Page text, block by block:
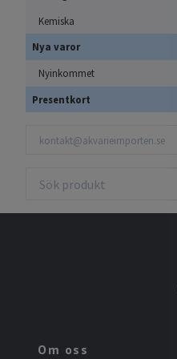
Kemiska
Nya varor
Nyinkommet
Presentkort
Om oss